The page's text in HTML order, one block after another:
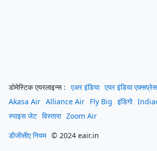
डोमेस्टिक एयरलाइन्स : एअर इंडिया एयर इंडिया एक्सप्रेस
Akasa Air Alliance Air Fly Big इंडिगो
स्पाइस जेट विस्तारा Zoom Air
डीजीसीए नियम © 2024 eair.in